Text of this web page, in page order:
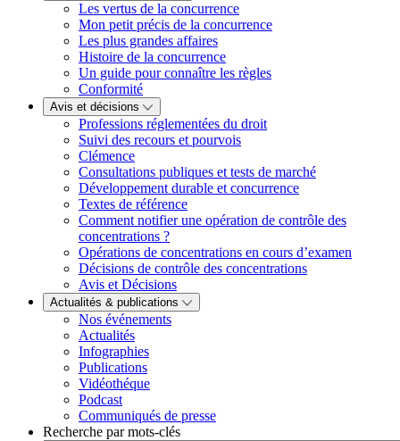
Les vertus de la concurrence
Mon petit précis de la concurrence
Les plus grandes affaires
Histoire de la concurrence
Un guide pour connaître les règles
Conformité
Avis et décisions
Professions réglementées du droit
Suivi des recours et pourvois
Clémence
Consultations publiques et tests de marché
Développement durable et concurrence
Textes de référence
Comment notifier une opération de contrôle des
concentrations ?
Opérations de concentrations en cours d’examen
Décisions de contrôle des concentrations
Avis et Décisions
Actualités & publications
Nos événements
Actualités
Infographies
Publications
Vidéothéque
Podcast
Communiqués de presse
Recherche par mots-clés